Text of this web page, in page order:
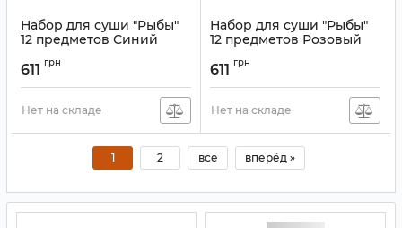
Набор для суши "Рыбы"
12 предметов Синий
611 грн
Нет на складе
Набор для суши "Рыбы"
12 предметов Розовый
611 грн
Нет на складе
1 2 все вперёд »